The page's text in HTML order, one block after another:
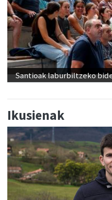
Santioak laburbiltzeko
Ikusienak